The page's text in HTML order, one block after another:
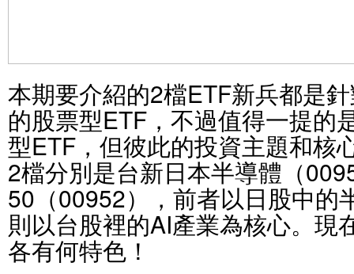
本期要介紹的2檔ETF新兵都是
的股票型ETF，不過值得一提的
型ETF，但彼此的投資主題和核
2檔分別是台新日本半導體（
50（00952），前者以日股中的
則以台股裡的AI產業為核心。現
各有何特色！